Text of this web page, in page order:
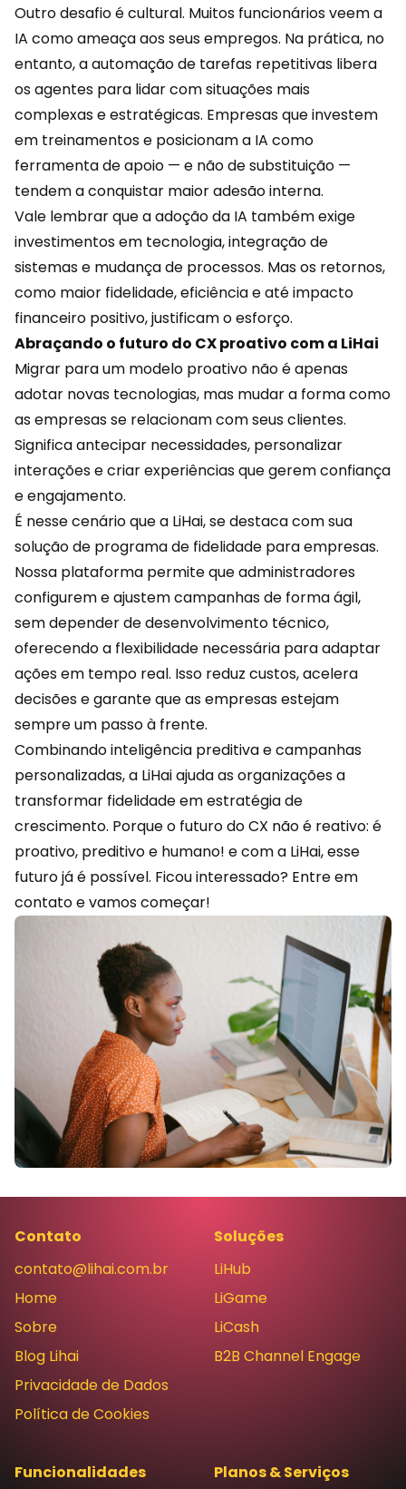
Outro desafio é cultural. Muitos funcionários veem a
IA como ameaça aos seus empregos. Na prática, no
entanto, aautomação de tarefas repetitivas libera
os agentes para lidar com situações mais
complexas e estratégicas. Empresas que investem
em treinamentos e posicionam a IA como
ferramenta de apoio — e não de substituição —
tendem a conquistar maior adesão interna.
Vale lembrar que a adoção da IA também exige
investimentos em tecnologia, integração de
sistemas e mudança de processos. Mas os retornos,
como maior fidelidade, eficiência e até impacto
financeiro positivo, justificam o esforço.
Abraçando o futuro do CX proativo com a LiHai
Migrar para um modelo proativo não é apenas
adotar novas tecnologias, mas mudar a forma como
as empresas se relacionam com seus clientes.
Significa antecipar necessidades, personalizar
interações e criar experiências que gerem confiança
e engajamento.
É nesse cenário que a LiHai, se destaca com sua
solução de programa de fidelidade para empresas.
Nossa plataforma permite que administradores
configurem e ajustem campanhas de forma ágil,
sem depender de desenvolvimento técnico,
oferecendo a flexibilidade necessária para adaptar
ações em tempo real. Isso reduz custos, acelera
decisões e garante que as empresas estejam
sempre um passo à frente.
Combinando inteligência preditiva e campanhas
personalizadas, a LiHai ajuda as organizações a
transformar fidelidade em estratégia de
crescimento. Porque o futuro do CX não é reativo: é
proativo, preditivo e humano! e com a LiHai, esse
futuro já é possível. Ficou interessado? Entre em
contatoe vamos começar!
Contato
contato@lihai.com.br
Home
Sobre
Blog Lihai
Privacidade de Dados
Política de Cookies
Soluções
LiHub
LiGame
LiCash
B2B Channel Engage
Funcionalidades Planos & Serviços